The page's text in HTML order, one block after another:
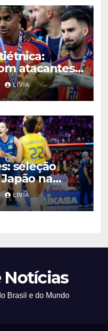
atacantes
LIVIA
seleção
na
mata
LIVIA
Notícias
Brasil e do Mundo